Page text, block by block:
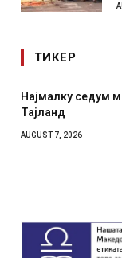
ТИКЕР
СОЗИС:
отколку на
AUGUST 7, 2026